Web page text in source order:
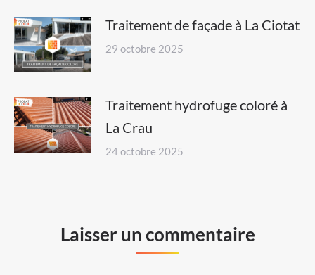
Traitement de façade à La Ciotat
29 octobre 2025
Traitement hydrofuge coloré à
La Crau
24 octobre 2025
Laisser un commentaire